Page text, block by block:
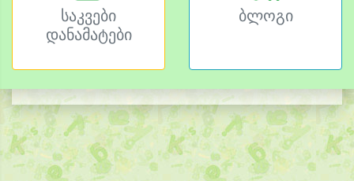
საკვები
დანამატები
ბლოგი